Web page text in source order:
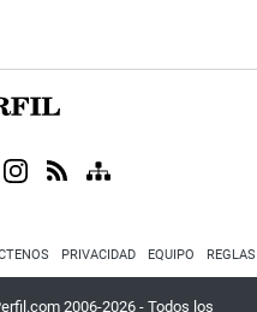
PRIVACIDAD EQUIPO
2006-2026 - Todos los